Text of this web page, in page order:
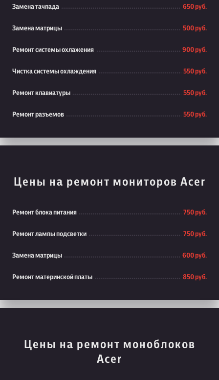
Замена тачпада 650 руб.
Замена матрицы 500 руб.
Ремонт системы охлажения 900 руб.
Чистка системы охлаждения 550 руб.
Ремонт клавиатуры 550 руб.
Ремонт разъемов 550 руб.
Цены на ремонт мониторов Acer
Ремонт блока питания 750 руб.
Ремонт лампы подсветки 750 руб.
Замена матрицы 600 руб.
Ремонт материнской платы 850 руб.
Цены на ремонт моноблоков
Acer